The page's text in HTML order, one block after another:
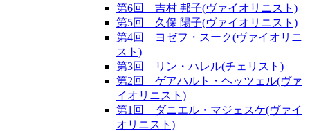
第6回 吉村 邦子(ヴァイオリニスト)
第5回 久保 陽子(ヴァイオリニスト)
第4回 ヨゼフ・スーク(ヴァイオリニ
スト)
第3回 リン・ハレル(チェリスト)
第2回 ゲアハルト・ヘッツェル(ヴァ
イオリニスト)
第1回 ダニエル・マジェスケ(ヴァイ
オリニスト)